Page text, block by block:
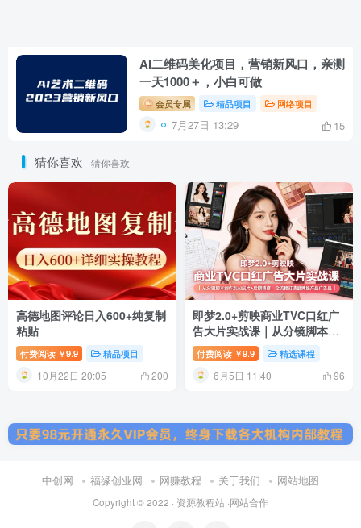
AI二维码美化项目，营销新风口，亲测
一天1000＋，小白可做
会员专属 精品项目 网络项目
7月27日 13:29 15
猜你喜欢 猜你喜欢
高德地图评论日入600+纯复制
粘贴
付费阅读 ￥9.9 精品项目
10月22日 20:05 200
即梦2.0+剪映商业TVC口红广
告大片实战课｜从分镜脚本创
作到AI成片+后期精修，全流
程打造品牌级产品广告
付费阅读 ￥9.9 精选课程
6月5日 11:40 96
中创网 福缘创业网 网赚教程 关于我们 网站地图
Copyright © 2022 · 资源教程站 ·网站合作